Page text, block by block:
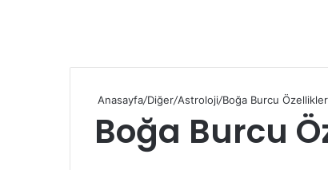
Anasayfa/Diğer/Astroloji/Boğa Burcu
Boğa Burcu